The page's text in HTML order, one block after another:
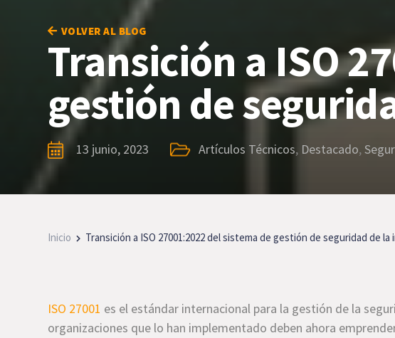
VOLVER AL BLOG
Transición a ISO
gestión de
13 junio, 2023 Artículos Técnicos, Destacado,
Inicio Transición a ISO 27001:2022 del sistema de gestión de seguridad de la
ISO 27001 es el estándar internacional para la gestión de la
organizaciones que lo han implementado deben ahora